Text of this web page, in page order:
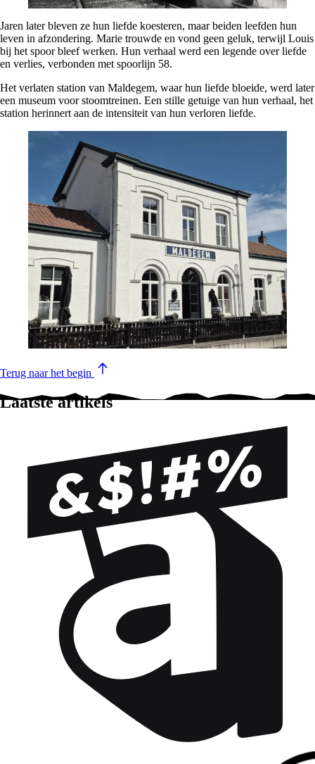
Jaren later bleven ze hun liefde koesteren, maar beiden leefden hun
leven in afzondering. Marie trouwde en vond geen geluk, terwijl Louis
bij het spoor bleef werken. Hun verhaal werd een legende over liefde
en verlies, verbonden met spoorlijn 58.
Het verlaten station van Maldegem, waar hun liefde bloeide, werd later
een museum voor stoomtreinen. Een stille getuige van hun verhaal, het
station herinnert aan de intensiteit van hun verloren liefde.
Terug naar het begin
Laatste artikels